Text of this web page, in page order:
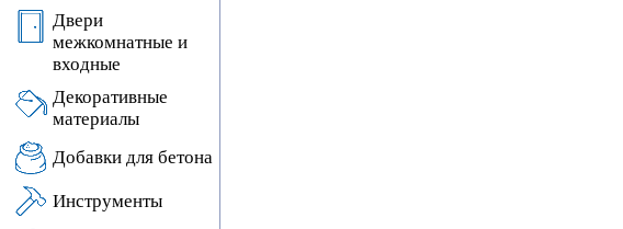
Двери
межкомнатные и
входные
Декоративные
материалы
Добавки для бетона
Инструменты